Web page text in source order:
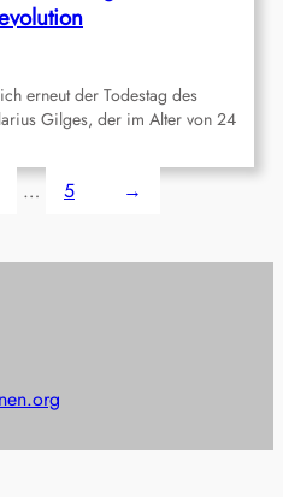
erneut der Todestag des
Gilges, der im Alter von 24
… 5 →